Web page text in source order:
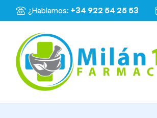
¿Hablamos: +34 922 54 25 53